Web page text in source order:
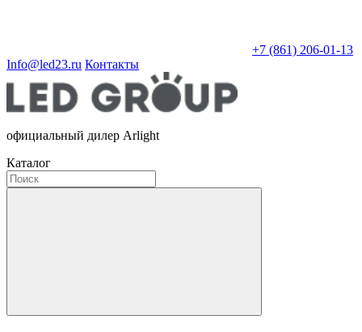
+7 (861) 206-01-13
Info@led23.ru Контакты
официальный дилер Arlight
Каталог